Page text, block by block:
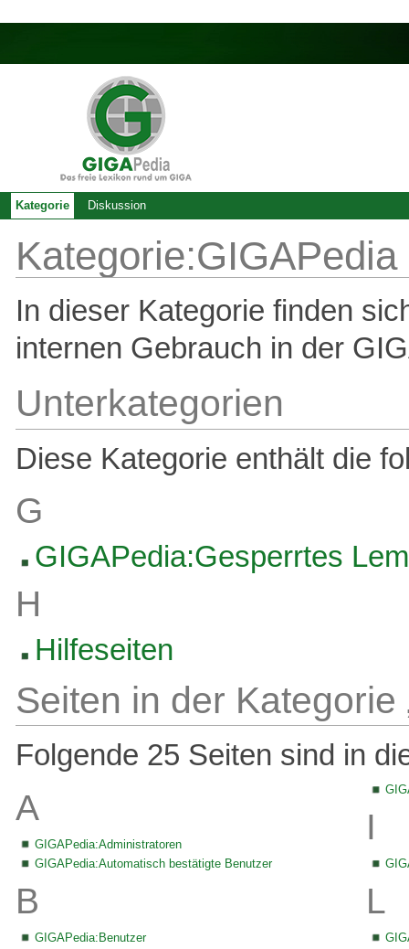
Kategorie:GIGAPedia
In dieser Kategorie finden
internen Gebrauch in der
Unterkategorien
Diese Kategorie enthält die
G
GIGAPedia:Gesperrtes
H
Hilfeseiten
Seiten in der Kategorie
Folgende 25 Seiten sind in
A
GIGAPedia:Administratoren
GIGAPedia:Automatisch bestätigte Benutzer
B
GIGAPedia:Benutzer
I
L
Kategorie Diskussion